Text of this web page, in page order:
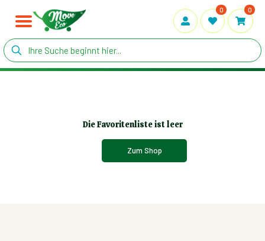
0 0
Die Favoritenliste ist leer
Zum Shop